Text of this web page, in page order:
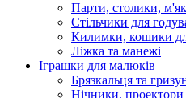
Парти, столики,
Стільчики для
Килимки, кошики
Ліжка та манежі
Іграшки для малюків
Брязкальця та
Нічники, проектори